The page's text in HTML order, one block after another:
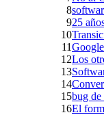
8
925
10
11
12Los
13
14
15bug
16El